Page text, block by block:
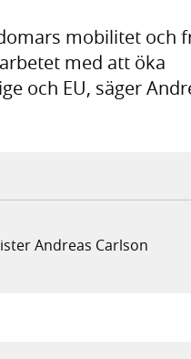
mobilitet och
med att öka
och EU, säger
Andreas Carlson